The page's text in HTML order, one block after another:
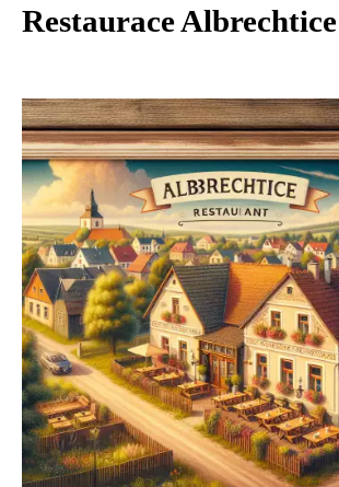
Restaurace